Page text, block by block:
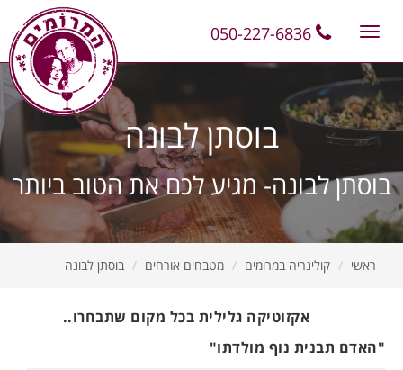
Toggle
בוסתן לבונה
בוסתן לבונה- מגיע לכם את הטוב ביותר
ראשי קולינריה במרומים מטבחים אורחים בוסתן לבונה
אקזוטיקה גלילית בכל מקום שתבחרו..
"האדם תבנית נוף מולדתו"